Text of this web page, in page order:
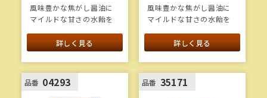
風味豊かな焦がし醤油に
マイルドな甘さの水飴を
アクセントをつけた甘辛
いソースです。
1本当たり重量：1.3kg
詳しく見る
風味豊かな焦がし醤油に
マイルドな甘さの水飴を
アクセントをつけた甘辛
いソースです。
詳しく見る
品番 04293 品番 35171